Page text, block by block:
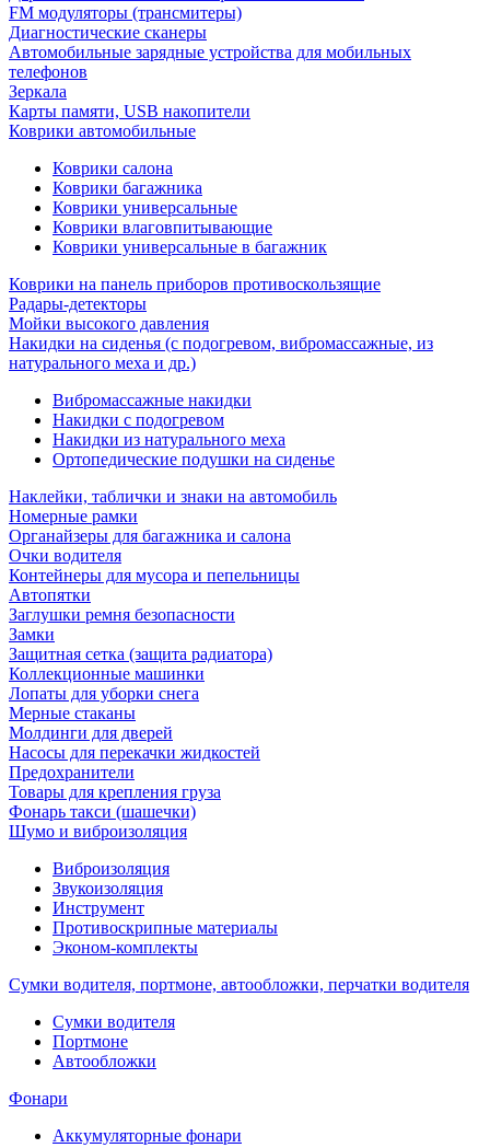
FM модуляторы (трансмитеры)
Диагностические сканеры
Автомобильные зарядные устройства для мобильных
телефонов
Зеркала
Карты памяти, USB накопители
Коврики автомобильные
Коврики салона
Коврики багажника
Коврики универсальные
Коврики влаговпитывающие
Коврики универсальные в багажник
Коврики на панель приборов противоскользящие
Радары-детекторы
Мойки высокого давления
Накидки на сиденья (с подогревом, вибромассажные, из
натурального меха и др.)
Вибромассажные накидки
Накидки с подогревом
Накидки из натурального меха
Ортопедические подушки на сиденье
Наклейки, таблички и знаки на автомобиль
Номерные рамки
Органайзеры для багажника и салона
Очки водителя
Контейнеры для мусора и пепельницы
Автопятки
Заглушки ремня безопасности
Замки
Защитная сетка (защита радиатора)
Коллекционные машинки
Лопаты для уборки снега
Мерные стаканы
Молдинги для дверей
Насосы для перекачки жидкостей
Предохранители
Товары для крепления груза
Фонарь такси (шашечки)
Шумо и виброизоляция
Виброизоляция
Звукоизоляция
Инструмент
Противоскрипные материалы
Эконом-комплекты
Сумки водителя, портмоне, автообложки, перчатки водителя
Cумки водителя
Портмоне
Автообложки
Фонари
Аккумуляторные фонари